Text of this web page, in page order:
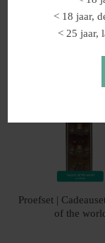
< 18 jaar,
< 25 jaar,
Proefset |
of the